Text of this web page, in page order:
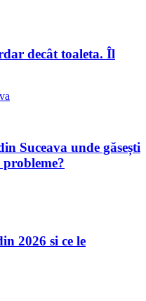
decât toaleta. Îl
Suceava unde găsești
2026 si ce le